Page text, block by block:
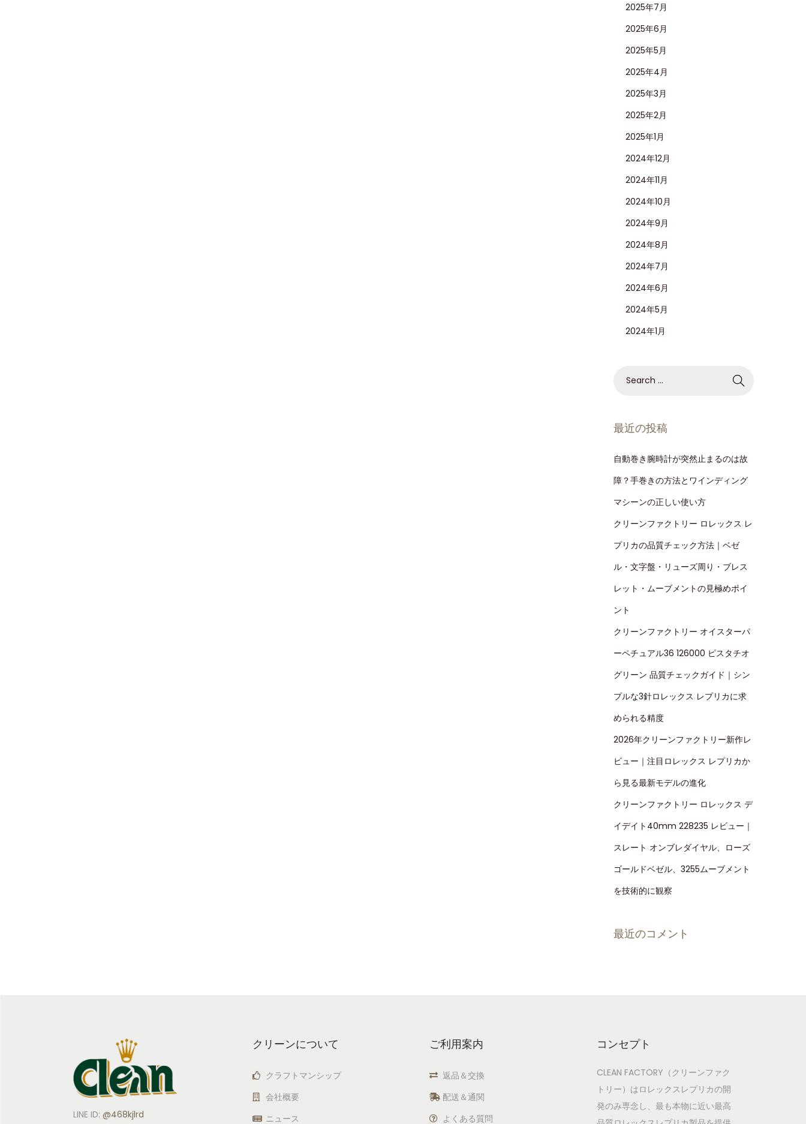
2025年7月
2025年6月
2025年5月
2025年4月
2025年3月
2025年2月
2025年1月
2024年12月
2024年11月
2024年10月
2024年9月
2024年8月
2024年7月
2024年6月
2024年5月
2024年1月
最近の投稿
自動巻き腕時計が突然止まるのは故
障？手巻きの方法とワインディング
マシーンの正しい使い方
クリーンファクトリー ロレックス レ
プリカの品質チェック方法｜ベゼ
ル・文字盤・リューズ周り・ブレス
レット・ムーブメントの見極めポイ
ント
クリーンファクトリー オイスターパ
ーペチュアル36 126000 ピスタチオ
グリーン 品質チェックガイド｜シン
プルな3針ロレックス レプリカに求
められる精度
2026年クリーンファクトリー新作レ
ビュー｜注目ロレックス レプリカか
ら見る最新モデルの進化
クリーンファクトリー ロレックス デ
イデイト40mm 228235 レビュー｜
スレート オンブレダイヤル、ローズ
ゴールドベゼル、3255ムーブメント
を技術的に観察
最近のコメント
LINE ID: @468kjlrd
クリーンについて
クラフトマンシップ
会社概要
ニュース
ご利用案内
返品＆交換
配送＆通関
よくある質問
コンセプト
CLEAN FACTORY（クリーンファク
トリー）はロレックスレプリカの開
発のみ専念し、最も本物に近い最高